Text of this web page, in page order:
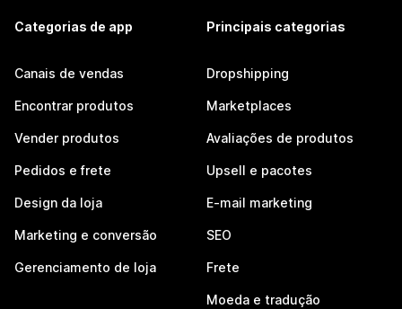
Categorias de app
Canais de vendas
Encontrar produtos
Vender produtos
Pedidos e frete
Design da loja
Marketing e conversão
Gerenciamento de loja
Principais categorias
Dropshipping
Marketplaces
Avaliações de produtos
Upsell e pacotes
E-mail marketing
SEO
Frete
Moeda e tradução